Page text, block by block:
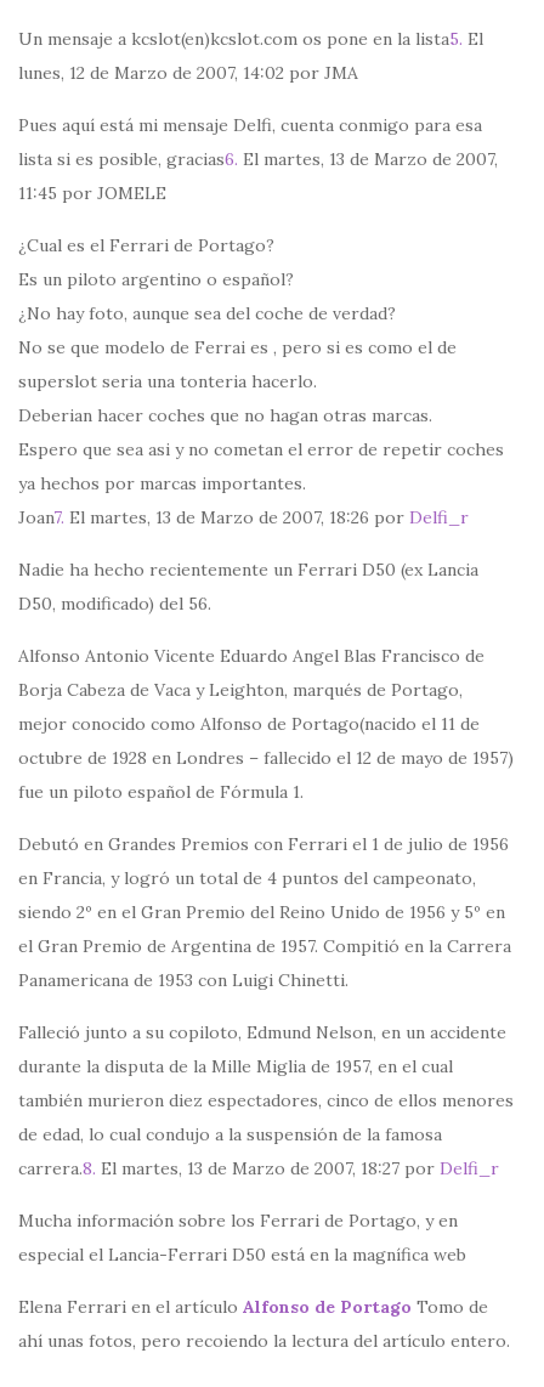
Un mensaje a kcslot(en)kcslot.com os pone en la lista5. El
lunes, 12 de Marzo de 2007, 14:02 por JMA
Pues aquí está mi mensaje Delfi, cuenta conmigo para esa
lista si es posible, gracias6. El martes, 13 de Marzo de 2007,
11:45 por JOMELE
¿Cual es el Ferrari de Portago?
Es un piloto argentino o español?
¿No hay foto, aunque sea del coche de verdad?
No se que modelo de Ferrai es , pero si es como el de
superslot seria una tonteria hacerlo.
Deberian hacer coches que no hagan otras marcas.
Espero que sea asi y no cometan el error de repetir coches
ya hechos por marcas importantes.
Joan7. El martes, 13 de Marzo de 2007, 18:26 por Delfi_r
Nadie ha hecho recientemente un Ferrari D50 (ex Lancia
D50, modificado) del 56.
Alfonso Antonio Vicente Eduardo Angel Blas Francisco de
Borja Cabeza de Vaca y Leighton, marqués de Portago,
mejor conocido como Alfonso de Portago(nacido el 11 de
octubre de 1928 en Londres – fallecido el 12 de mayo de 1957)
fue un piloto español de Fórmula 1.
Debutó en Grandes Premios con Ferrari el 1 de julio de 1956
en Francia, y logró un total de 4 puntos del campeonato,
siendo 2º en el Gran Premio del Reino Unido de 1956 y 5º en
el Gran Premio de Argentina de 1957. Compitió en la Carrera
Panamericana de 1953 con Luigi Chinetti.
Falleció junto a su copiloto, Edmund Nelson, en un accidente
durante la disputa de la Mille Miglia de 1957, en el cual
también murieron diez espectadores, cinco de ellos menores
de edad, lo cual condujo a la suspensión de la famosa
carrera.8. El martes, 13 de Marzo de 2007, 18:27 por Delfi_r
Mucha información sobre los Ferrari de Portago, y en
especial el Lancia-Ferrari D50 está en la magnífica web
Elena Ferrari en el artículo Alfonso de Portago Tomo de
ahí unas fotos, pero recoiendo la lectura del artículo entero.